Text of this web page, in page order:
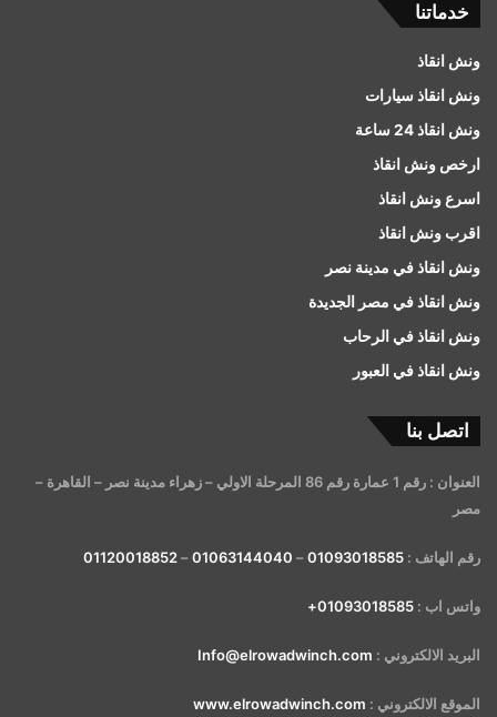
خدماتنا
ونش انقاذ
ونش انقاذ سيارات
ونش انقاذ 24 ساعة
ارخص ونش انقاذ
اسرع ونش انقاذ
اقرب ونش انقاذ
ونش انقاذ في مدينة نصر
ونش انقاذ في مصر الجديدة
ونش انقاذ في الرحاب
ونش انقاذ في العبور
اتصل بنا
العنوان : رقم 1 عمارة رقم 86 المرحلة الاولي – زهراء مدينة نصر – القاهرة –
مصر
رقم الهاتف : 01093018585
–
01063144040
–
01120018852
واتس اب : 01093018585+
البريد الالكتروني : Info@elrowadwinch.com
الموقع الالكتروني : www.elrowadwinch.com